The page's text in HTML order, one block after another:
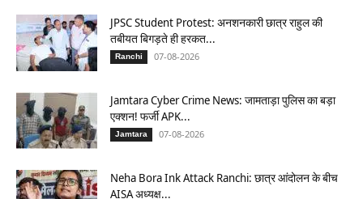
JPSC Student Protest: अनशनकारी छात्र राहुल की
तबीयत बिगड़ते ही हरकत...
Ranchi 07-08-2026
Jamtara Cyber Crime News: जामताड़ा पुलिस का बड़ा
एक्शन! फर्जी APK...
Jamtara 07-08-2026
Neha Bora Ink Attack Ranchi: छात्र आंदोलन के बीच
AISA अध्यक्ष...